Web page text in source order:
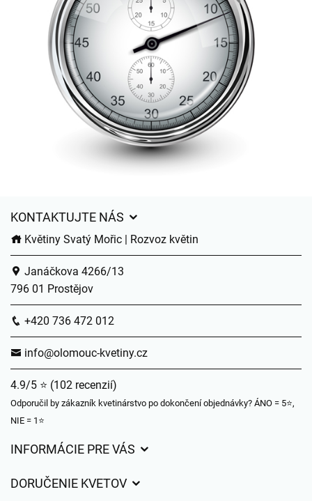
KONTAKTUJTE NÁS
Květiny Svatý Mořic | Rozvoz květin
Janáčkova 4266/13
796 01 Prostějov
+420 736 472 012
info@olomouc-kvetiny.cz
4.9/5 ⭐ (102 recenzií)
Odporučil by zákazník kvetinárstvo po dokončení objednávky? ÁNO = 5⭐,
NIE = 1⭐
INFORMÁCIE PRE VÁS
DORUČENIE KVETOV